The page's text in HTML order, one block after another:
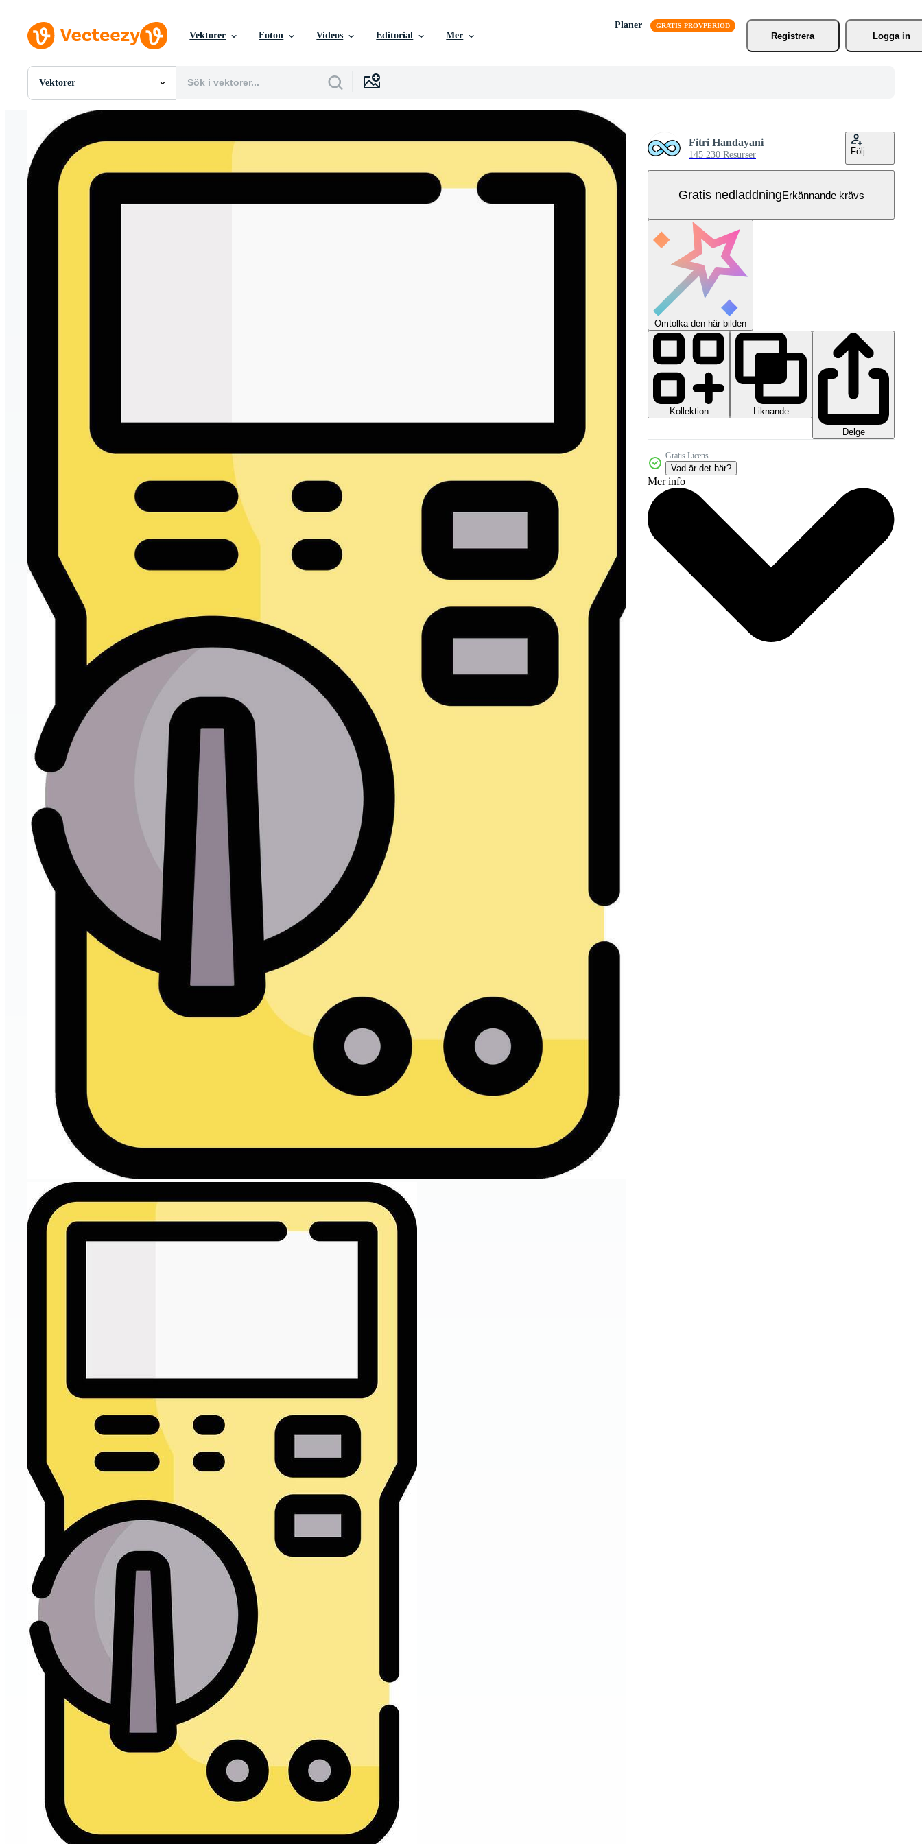
Vektorer Foton Videos Editorial Mer
Planer
Registrera
Logga in
Vektorer
Alla Bilder
Foton
PNGs
SVGs
Mallar
Vektorer
Fitri Handayani
145 230 Resurser Följ
Gratis nedladdningErkännande krävs
Omtolka den här bilden
Kollektion
Liknande
Delge
Gratis Licens
Vad är det här?
Mer info